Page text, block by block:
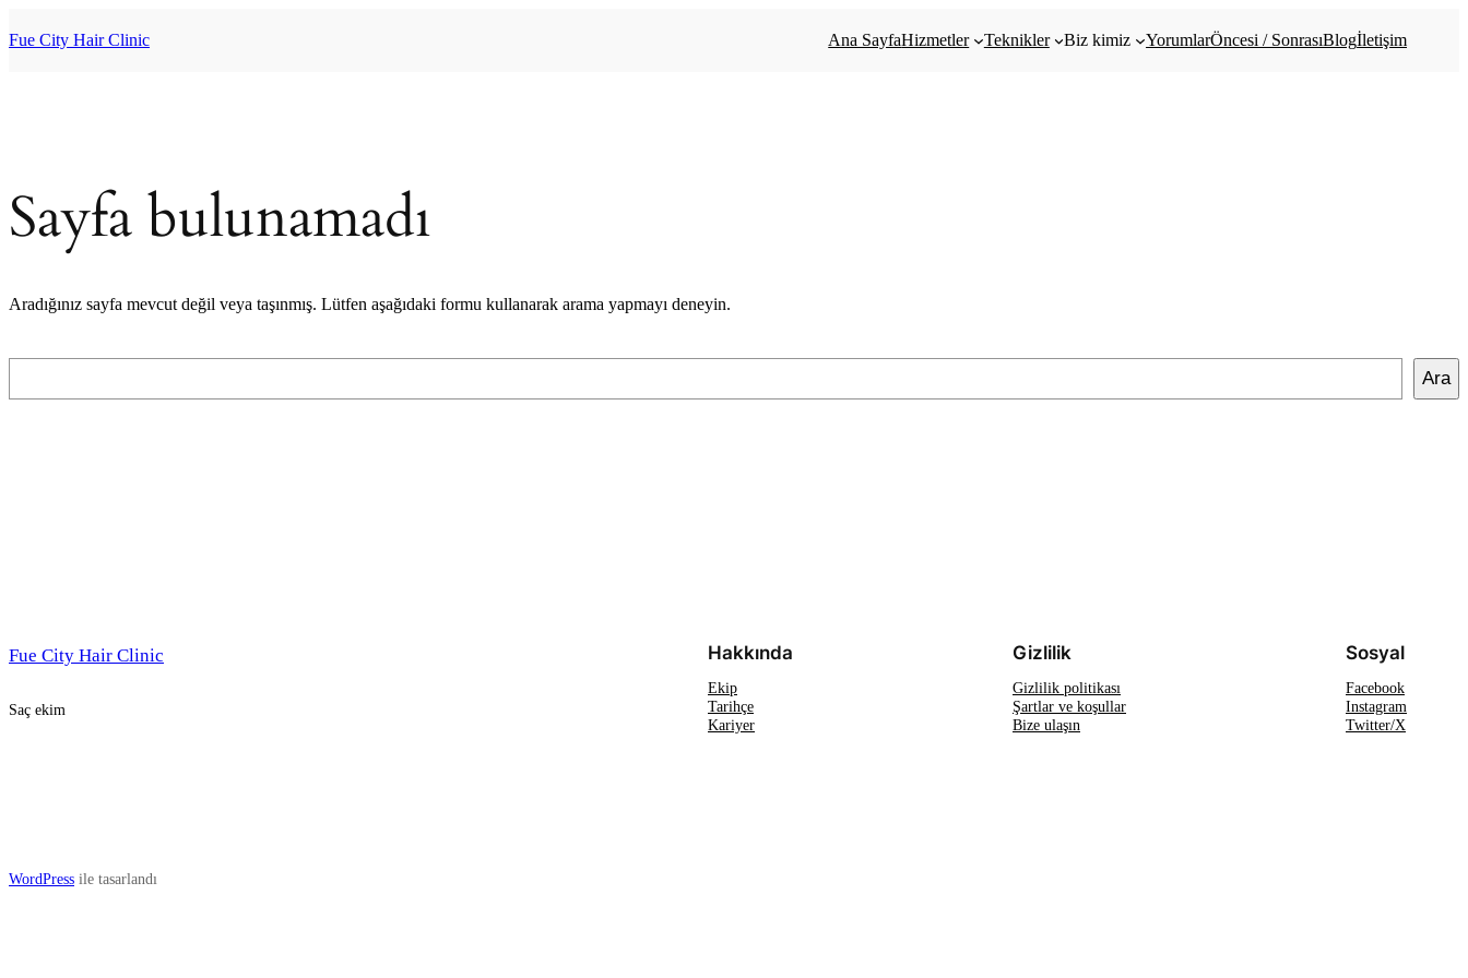
geç
Fue City Hair Clinic Ana SayfaHizmetler Teknikler Biz kimiz YorumlarÖncesi / SonrasıBlogİletişim
Sayfa bulunamadı
Aradığınız sayfa mevcut değil veya taşınmış. Lütfen aşağıdaki formu kullanarak arama yapmayı deneyin.
Ara
Fue City Hair Clinic
Saç ekim
Hakkında
Ekip
Tarihçe
Kariyer
Gizlilik
Gizlilik politikası
Şartlar ve koşullar
Bize ulaşın
Sosyal
Facebook
Instagram
Twitter/X
WordPress ile tasarlandı